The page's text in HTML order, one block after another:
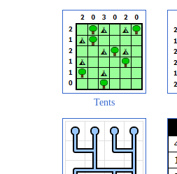
Tents